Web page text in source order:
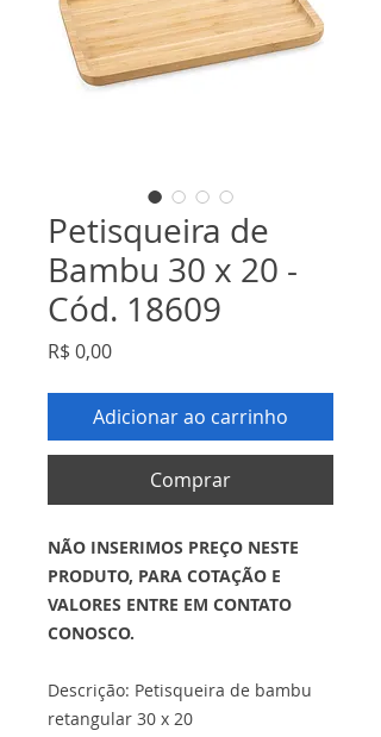
Petisqueira de
Bambu 30 x 20 -
Cód. 18609
R$ 0,00Preço
Adicionar ao carrinho
Comprar
NÃO INSERIMOS PREÇO NESTE
PRODUTO, PARA COTAÇÃO E
VALORES ENTRE EM CONTATO
CONOSCO.
Descrição: Petisqueira de bambu
retangular 30 x 20